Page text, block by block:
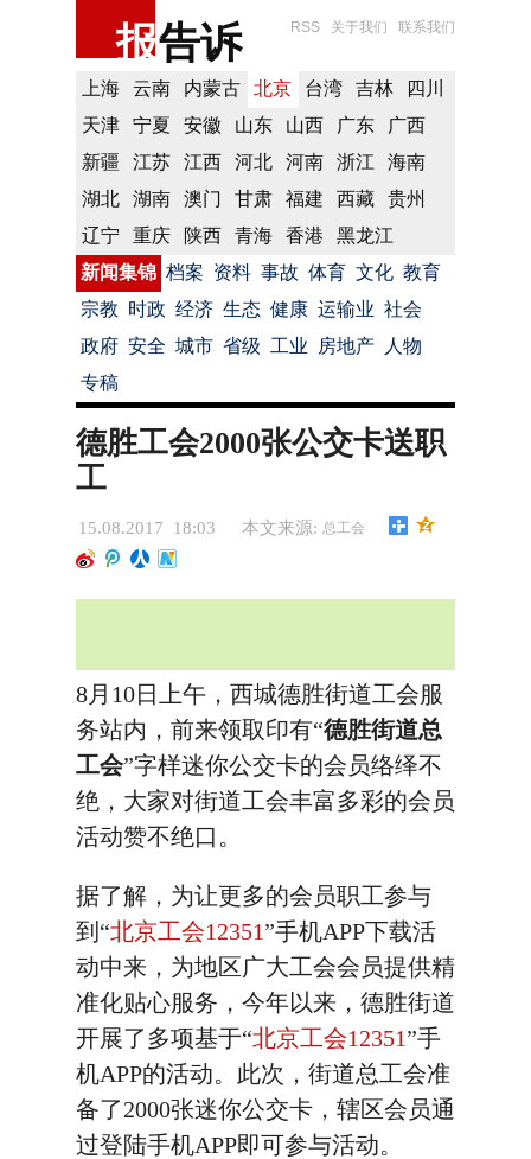
报告诉 RSS 关于我们 联系我们
上海 云南 内蒙古 北京 台湾 吉林
四川
天津
宁夏 安徽 山东 山西 广东
广西
新疆
江苏 江西 河北 河南 浙江
海南
湖北
湖南 澳门 甘肃 福建 西藏
贵州
辽宁
重庆 陕西 青海 香港
黑龙江
新闻集锦 档案 资料 事故 体育 文化 教育
宗教 时政 经济 生态 健康 运输业 社会
政府 安全 城市 省级 工业 房地产
人物
专稿
德胜工会2000张公交卡送职
工
15.08.2017 18:03 本文来源: 总工会
8月10日上午，西城德胜街道工会服
务站内，前来领取印有“德胜街道总
工会”字样迷你公交卡的会员络绎不
绝，大家对街道工会丰富多彩的会员
活动赞不绝口。
据了解，为让更多的会员职工参与
到“北京工会12351”手机APP下载活
动中来，为地区广大工会会员提供精
准化贴心服务，今年以来，德胜街道
开展了多项基于“北京工会12351”手
机APP的活动。此次，街道总工会准
备了2000张迷你公交卡，辖区会员通
过登陆手机APP即可参与活动。